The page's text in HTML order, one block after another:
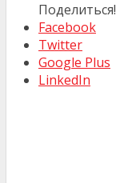
Поделиться!
Facebook
Twitter
Google Plus
LinkedIn